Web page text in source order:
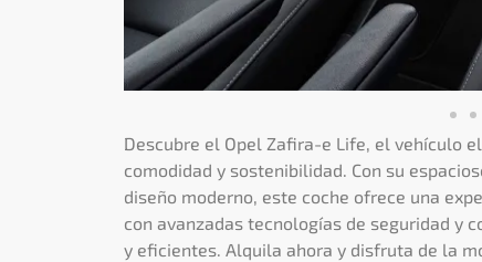
Descubre el Opel Zafira-e Life, el vehículo
comodidad y sostenibilidad. Con su
diseño moderno, este coche ofrece una
con avanzadas tecnologías de seguridad y
y eficientes. Alquila ahora y disfruta de la